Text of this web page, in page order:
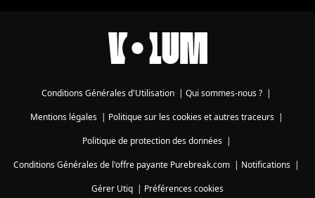
Conditions Générales d'Utilisation | Qui sommes-nous ? |
Mentions légales| Politique sur les cookies et autres traceurs|
Politique de protection des données|
Conditions Générales de l'offre payante Purebreak.com | Notifications |
Gérer Utiq | Préférences cookies